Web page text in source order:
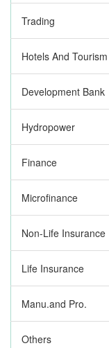
Trading
Hotels And Tourism
Development Bank
Hydropower
Finance
Microfinance
Non-Life Insurance
Life Insurance
Manu.and Pro.
Others